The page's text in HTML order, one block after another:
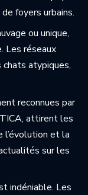
foyers urbains.
ou unique,
Les réseaux
atypiques,
reconnues par
attirent les
l’évolution et la
sur les
indéniable. Les